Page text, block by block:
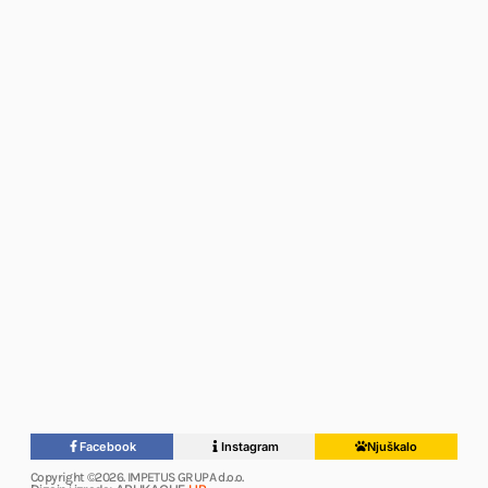
Facebook Instagram
Njuškalo
Copyright ©2026. IMPETUS GRUPA d.o.o.